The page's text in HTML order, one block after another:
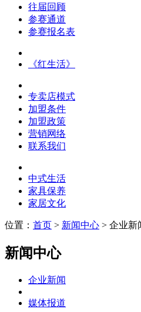
往届回顾
参赛通道
参赛报名表
《红生活》
专卖店模式
加盟条件
加盟政策
营销网络
联系我们
中式生活
家具保养
家居文化
位置： 首页 > 新闻中心 > 企业新
新闻中心
企业新闻
媒体报道